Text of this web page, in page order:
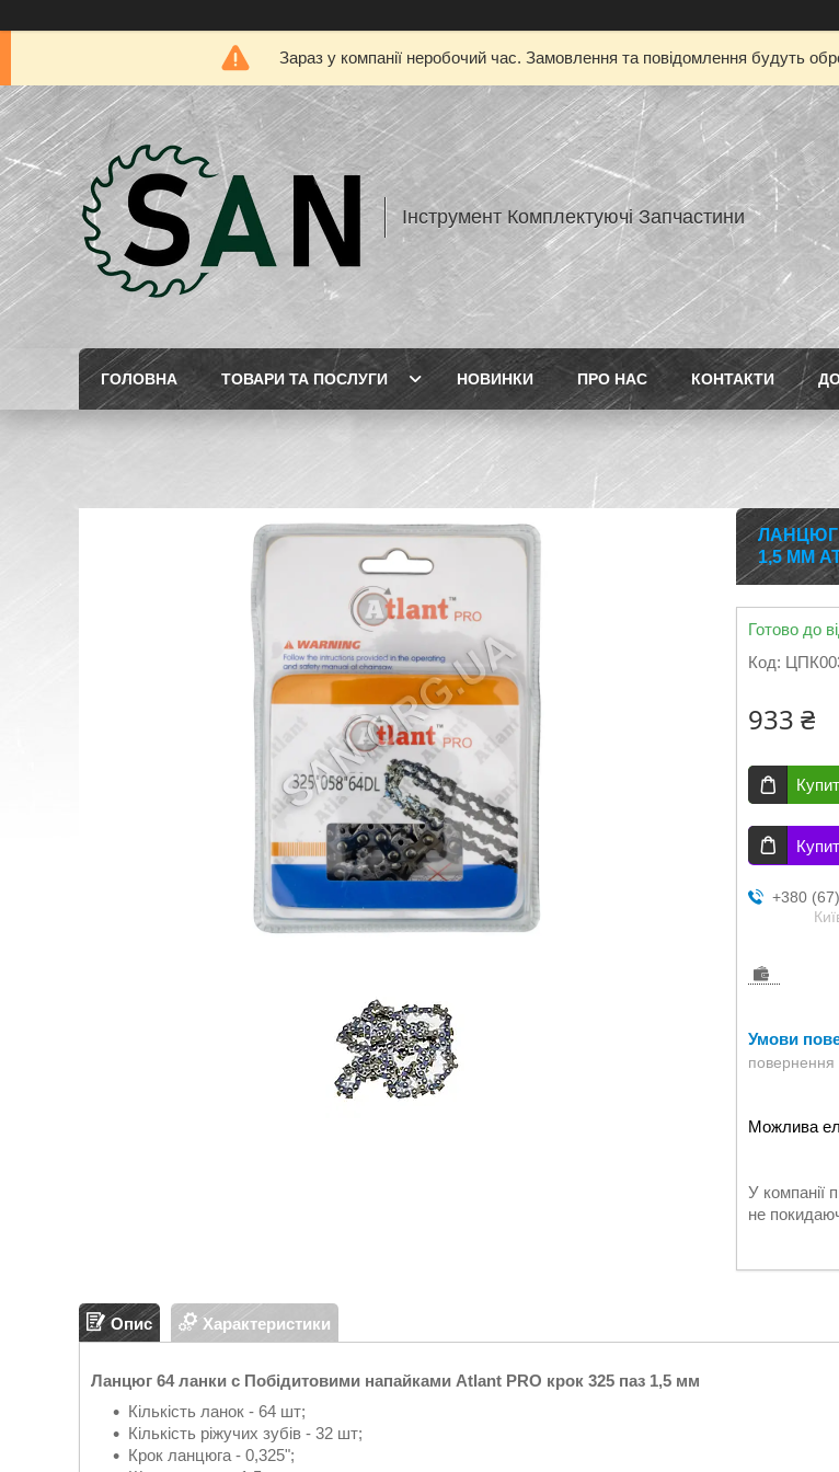
Зараз у компанії неробочий час. Замовлення та повідомлення будуть
Інструмент Комплектуючі Запчастини
ГОЛОВНА ТОВАРИ ТА ПОСЛУГИ НОВИНКИ ПРО НАС КОНТАКТИ
ЛАНЦЮГ
1,5 ММ
Готово до
Код:
933 ₴
+380
повернення
У компанії
не
Опис Характеристики
Ланцюг 64 ланки c Побідитовими напайками Atlant PRO крок 325 паз 1,5 мм
Кількість ланок - 64 шт;
Кількість ріжучих зубів - 32 шт;
Крок ланцюга - 0,325";